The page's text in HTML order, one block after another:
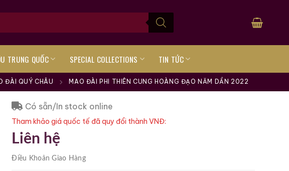
TRUNG QUỐC SPECIAL COLLECTIONS TIN TỨC
ĐÀI QUÝ CHÂU MAO ĐÀI PHI THIÊN CUNG HOÀNG ĐẠO NĂM DẦN 2022
Có sẵn/In stock online
Tham khảo giá quốc tế đã quy đổi thành VNĐ:
Liên hệ
Điều KhoảnGiao Hàng